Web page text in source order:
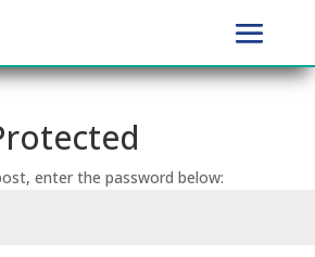
enter the password below: